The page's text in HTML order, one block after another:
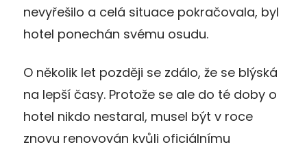
nevyřešilo a celá situace pokračovala, byl
hotel ponechán svému osudu.
O několik let později se zdálo, že se blýská
na lepší časy. Protože se ale do té doby o
hotel nikdo nestaral, musel být v roce
znovu renovován kvůli oficiálnímu